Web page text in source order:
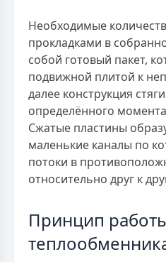
Необходимые
прокладками в
собой готовый пакет,
подвижной плитой к
далее конструкция
определённого
Сжатые пластины
маленькие каналы по
потоки в
относительно друг к
Принцип